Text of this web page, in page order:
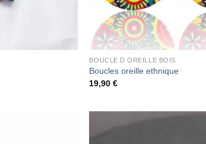
BOUCLE D OREILLE BOIS
Boucles oreille ethnique
19,90€